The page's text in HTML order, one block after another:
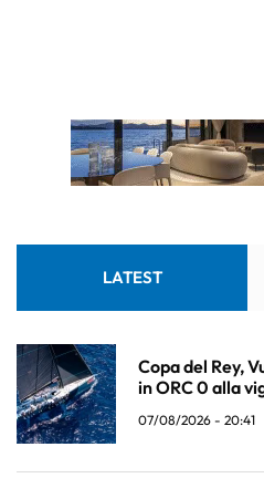
LATEST
Copa del Rey,
in ORC 0 alla
07/08/2026 - 20:41